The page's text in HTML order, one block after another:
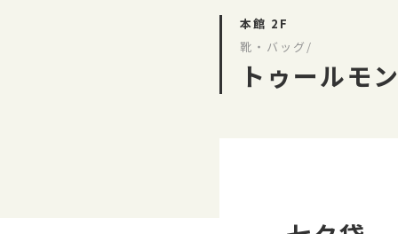
本館 2F
靴・バッグ/
トゥールモ